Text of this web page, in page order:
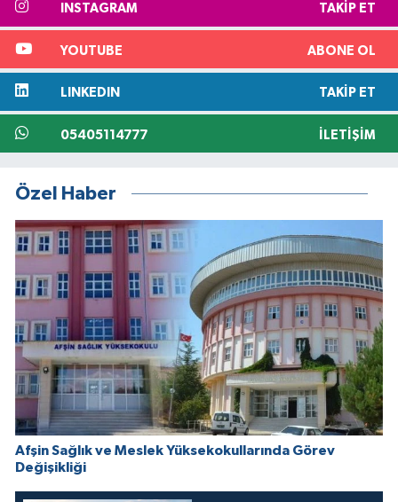
INSTAGRAM TAKIP ET
YOUTUBE ABONE OL
LINKEDIN TAKIP ET
05405114777 İLETIŞIM
Özel Haber
Afşin Sağlık ve Meslek Yüksekokullarında Görev
Değişikliği